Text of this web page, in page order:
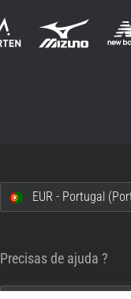
EUR - Portugal
Precisas de ajuda ?